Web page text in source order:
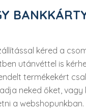
kéred a
utánvéttel is
termékekért
neked őket, vagy
a webshopunkban.